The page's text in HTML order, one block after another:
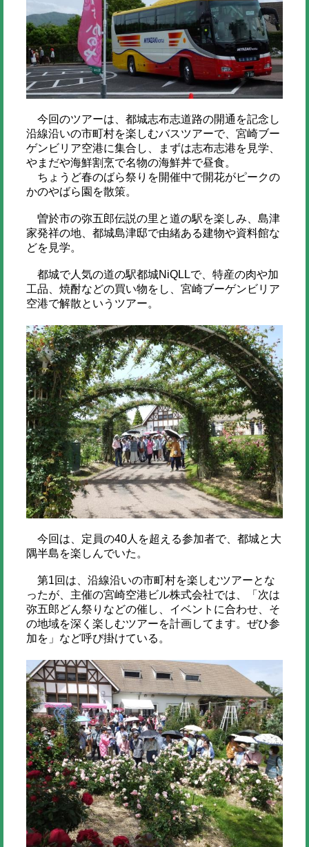
今回のツアーは、都城志布志道路の開通を記念し
沿線沿いの市町村を楽しむバスツアーで、宮崎ブー
ゲンビリア空港に集合し、まずは志布志港を見学、
やまだや海鮮割烹で名物の海鮮丼で昼食。
ちょうど春のばら祭りを開催中で開花がピークの
かのやばら園を散策。
曽於市の弥五郎伝説の里と道の駅を楽しみ、島津
家発祥の地、都城島津邸で由緒ある建物や資料館な
どを見学。
都城で人気の道の駅都城NiQLLで、特産の肉や加
工品、焼酎などの買い物をし、宮崎ブーゲンビリア
空港で解散というツアー。
今回は、定員の40人を超える参加者で、都城と大
隅半島を楽しんでいた。
第1回は、沿線沿いの市町村を楽しむツアーとな
ったが、主催の宮崎空港ビル株式会社では、「次は
弥五郎どん祭りなどの催し、イベントに合わせ、そ
の地域を深く楽しむツアーを計画してます。ぜひ参
加を」など呼び掛けている。